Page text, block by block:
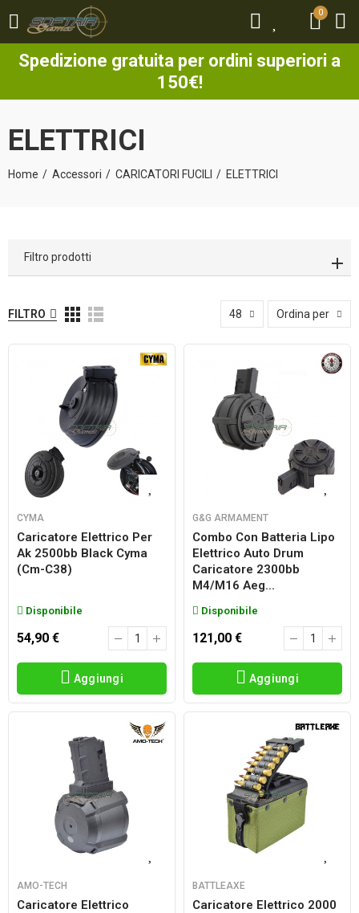
0
Spedizione gratuita per ordini superiori a
150€!
0
ELETTRICI
Home Accessori CARICATORI FUCILI ELETTRICI
Filtro prodotti
FILTRO 48 Ordina per
CYMA
Caricatore Elettrico Per
Ak 2500bb Black Cyma
(cm-C38)
Disponibile
54,90 €
Aggiungi
G&G ARMAMENT
Combo Con Batteria Lipo
Elettrico Auto Drum
Caricatore 2300bb
M4/m16 Aeg...
Disponibile
121,00 €
Aggiungi
AMO-TECH
Caricatore Elettrico
BATTLEAXE
Caricatore Elettrico 2000